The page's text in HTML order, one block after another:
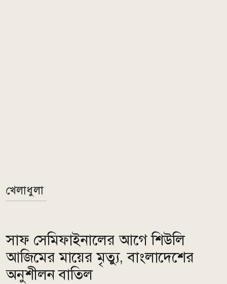
খেলাধুলা
সাফ সেমিফাইনালের আগে শিউলি
আজিমের মায়ের মৃত্যু, বাংলাদেশের
অনুশীলন বাতিল